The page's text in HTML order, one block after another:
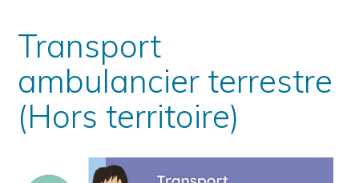
Transport
ambulancier terrestre
(Hors territoire)